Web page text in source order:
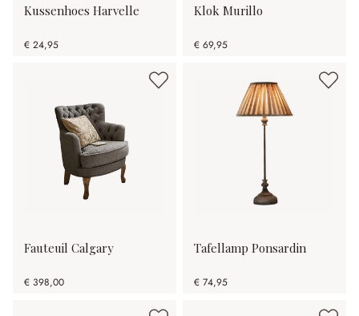
Kussenhoes Harvelle
€ 24,95
Klok Murillo
€ 69,95
Fauteuil Calgary
€ 398,00
Tafellamp Ponsardin
€ 74,95